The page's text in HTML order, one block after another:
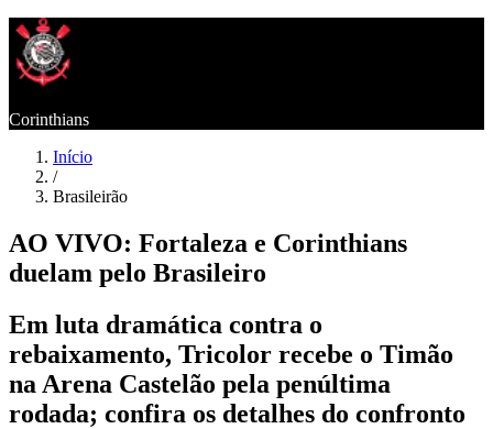
Corinthians
Início
/
Brasileirão
AO VIVO: Fortaleza e Corinthians
duelam pelo Brasileiro
Em luta dramática contra o
rebaixamento, Tricolor recebe o Timão
na Arena Castelão pela penúltima
rodada; confira os detalhes do confronto